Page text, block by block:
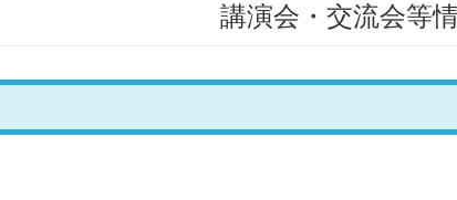
講演会・交流会等